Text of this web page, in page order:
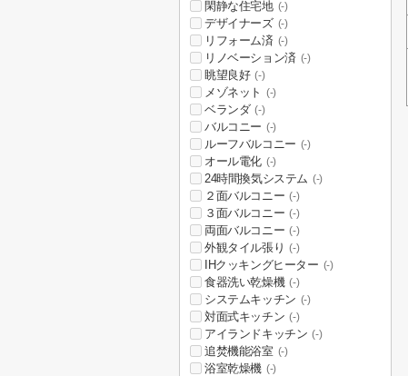
閑静な住宅地 (-)
デザイナーズ (-)
リフォーム済 (-)
リノベーション済 (-)
眺望良好 (-)
メゾネット (-)
ベランダ (-)
バルコニー (-)
ルーフバルコニー (-)
オール電化 (-)
24時間換気システム (-)
２面バルコニー (-)
３面バルコニー (-)
両面バルコニー (-)
外観タイル張り (-)
IHクッキングヒーター (-)
食器洗い乾燥機 (-)
システムキッチン (-)
対面式キッチン (-)
アイランドキッチン (-)
追焚機能浴室 (-)
浴室乾燥機 (-)